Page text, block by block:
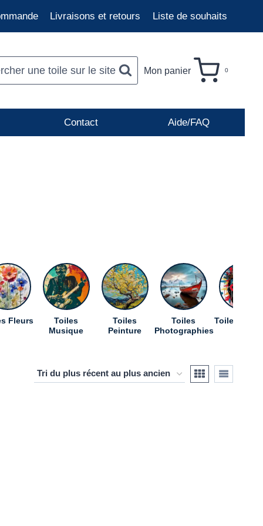
Livraisons et retours Liste de souhaits
une toile sur le site Mon panier 0
Contact Aide/FAQ
Fleurs
Toiles
Musique
Toiles
Peinture
Toiles
Photographies
Toiles Pop